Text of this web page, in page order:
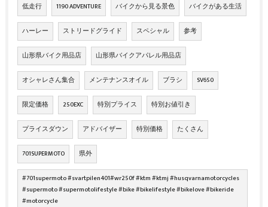
低走行 1190 ADVENTURE バイクから見る景色 バイクがある生活
ハーレー ストリードグライド スペシャル 参考
山形県バイク用品店 山形県バイクアパレル用品店
オシャレさん集合 メンテナンスオイル ブラシ SV650
限定価格 250EXC 特別プライス 特別お値引き
プライスダウン アドバイザー 特別価格 たくさん
701SUPERMOTO 県外
#701supermoto #svartpilen401#wr250f #ktm #ktmj #husqvarnamotorcycles
#supermoto #supermotolifestyle #bike #bikelifestyle #bikelove #bikeride
#motorcycle